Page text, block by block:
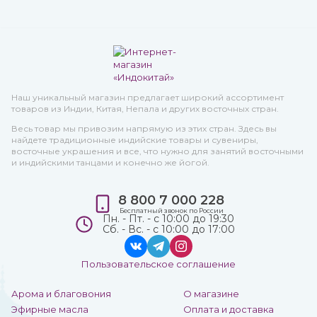
Наш уникальный магазин предлагает широкий ассортимент
товаров из Индии, Китая, Непала и других восточных стран.
Весь товар мы привозим напрямую из этих стран. Здесь вы
найдете традиционные индийские товары и сувениры,
восточные украшения и все, что нужно для занятий восточными
и индийскими танцами и конечно же йогой.
Арома и благовония
Эфирные масла
О магазине
Оплата и доставка
8 800 7 000 228
Бесплатный звонок по России
Пн. - Пт. - с 10:00 до 19:30
Сб. - Вс. - с 10:00 до 17:00
Пользовательское соглашение